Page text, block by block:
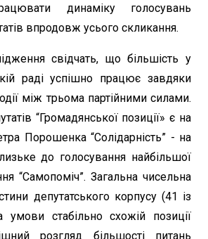
динаміку голосувань
впродовж усього скликання.
свідчать, що більшість у
раді успішно працює завдяки
між трьома партійними силами.
“Громадянської позиції» є на
Порошенка “Солідарність” - на
до голосування найбільшої
“Самопоміч”. Загальна чисельна
депутатського корпусу (41 із
умови стабільно схожій позиції
розгляд більшості питань